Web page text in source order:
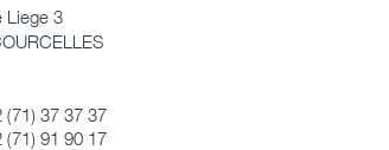
Liege 3
(71) 37 37 37
(71) 91 90 17